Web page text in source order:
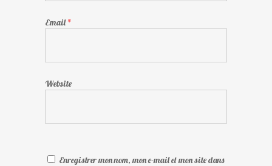
Email*
Website
Enregistrer mon nom, mon e-mail et mon site dans